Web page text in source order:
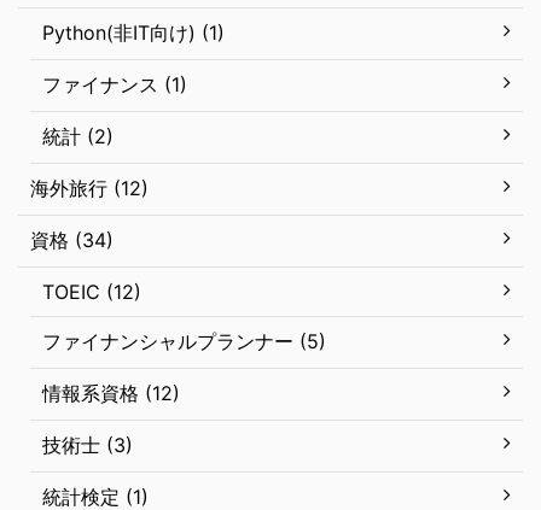
Python(非IT向け) (1)
ファイナンス (1)
統計 (2)
海外旅行 (12)
資格 (34)
TOEIC (12)
ファイナンシャルプランナー (5)
情報系資格 (12)
技術士 (3)
統計検定 (1)